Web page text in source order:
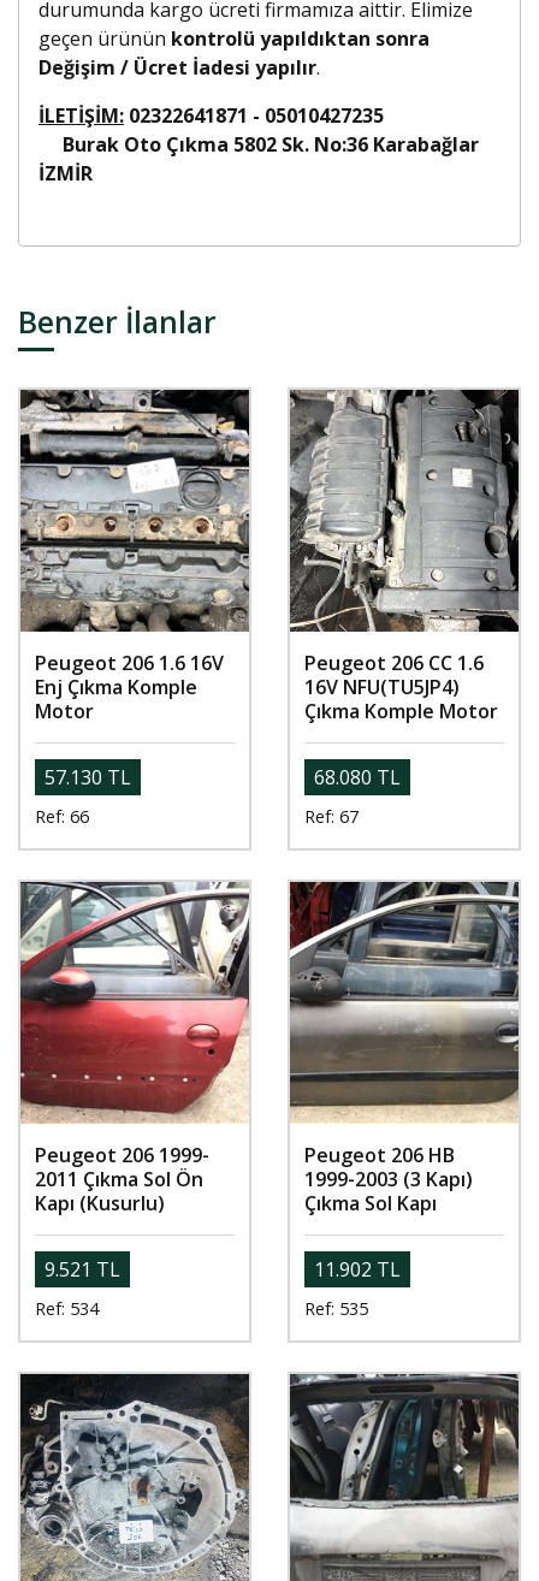
durumunda kargo ücreti firmamıza aittir. Elimize
geçen ürünün kontrolü yapıldıktan sonra
Değişim / Ücret İadesi yapılır.
İLETİŞİM: 02322641871 - 05010427235
Burak Oto Çıkma 5802 Sk. No:36 Karabağlar
İZMİR
Benzer İlanlar
Peugeot 206 1.6 16V
Enj Çıkma Komple
Motor
57.130 TL
Ref: 66
Peugeot 206 CC 1.6
16V NFU(TU5JP4)
Çıkma Komple Motor
68.080 TL
Ref: 67
Peugeot 206 1999-
2011 Çıkma Sol Ön
Kapı (Kusurlu)
9.521 TL
Ref: 534
Peugeot 206 HB
1999-2003 (3 Kapı)
Çıkma Sol Kapı
11.902 TL
Ref: 535